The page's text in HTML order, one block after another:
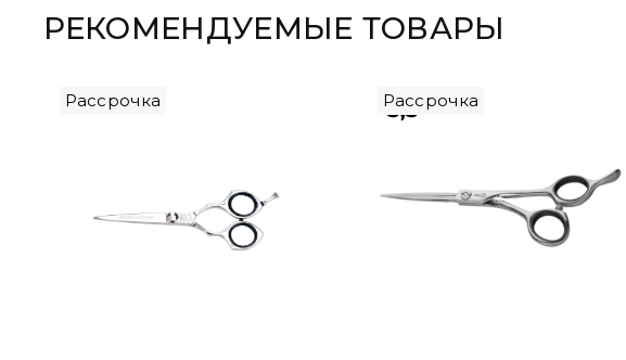
РЕКОМЕНДУЕМЫЕ ТОВАРЫ
Рассрочка Рассрочка